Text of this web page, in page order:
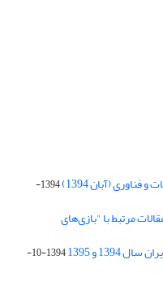
(آبان 1394)
1394-
برای دریافت مقالات مرتبط با "بازی‌های
و 1395
1394-10-